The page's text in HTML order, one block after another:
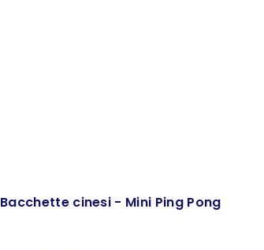
Bacchette cinesi - Mini Ping Pong